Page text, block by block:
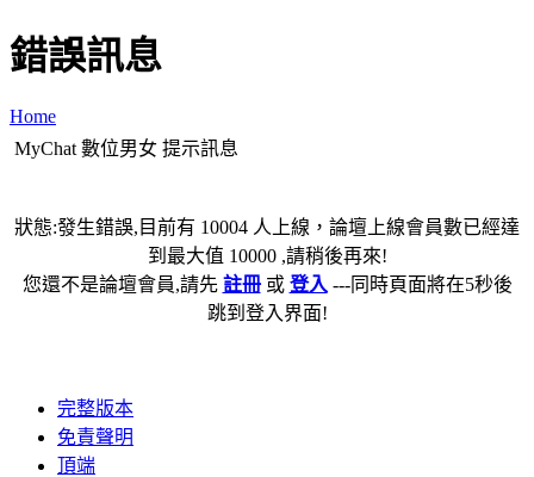
錯誤訊息
Home
MyChat 數位男女 提示訊息
狀態:發生錯誤,目前有 10004 人上線，論壇上線會員數已經達
到最大值 10000 ,請稍後再來!
您還不是論壇會員,請先 註冊或 登入 ---同時頁面將在5秒後
跳到登入界面!
完整版本
免責聲明
頂端